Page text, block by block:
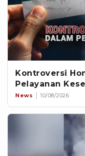
Kontroversi
Pelayanan
News 10/08/2026